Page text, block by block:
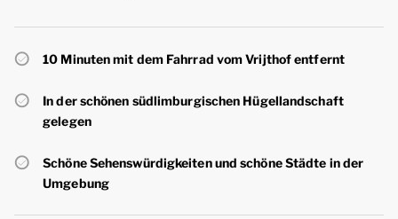
10 Minuten mit dem Fahrrad vom Vrijthof entfernt
In der schönen südlimburgischen Hügellandschaft
gelegen
Schöne Sehenswürdigkeiten und schöne Städte in der
Umgebung